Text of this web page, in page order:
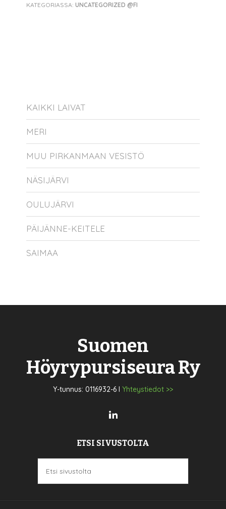
KATEGORIASSA:UNCATEGORIZED @FI
KAIKKI LAIVAT
MERI
MUU PIRKANMAAN VESISTÖ
NÄSIJÄRVI
OULUJÄRVI
PÄIJÄNNE-KEITELE
SAIMAA
Suomen
Höyrypursiseura Ry
Y-tunnus: 0116932-6 I Yhteystiedot >>
ETSI SIVUSTOLTA